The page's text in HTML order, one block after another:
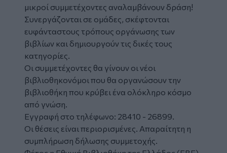
μικροί συμμετέχοντες αναλαμβάνουν δράση!
Συνεργάζονται σε ομάδες, σκέφτονται
ευφάνταστους τρόπους οργάνωσης των
βιβλίων και δημιουργούν τις δικές τους
κατηγορίες.
Οι συμμετέχοντες θα γίνουν οι νέοι
βιβλιοθηκονόμοι που θα οργανώσουν την
βιβλιοθήκη που κρύβει ένα ολόκληρο κόσμο
από γνώση.
Εγγραφή στο τηλέφωνο: 28410 - 26899.
Οι θέσεις είναι περιορισμένες. Aπαραίτητη η
συμπλήρωση δήλωσης συμμετοχής.